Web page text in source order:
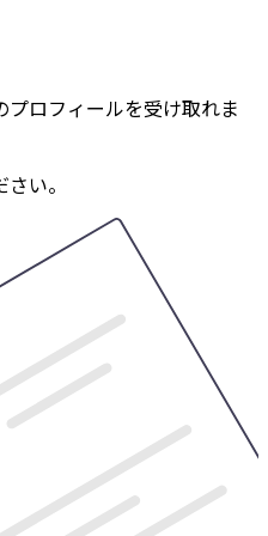
ロフィールを受け取れま
い。